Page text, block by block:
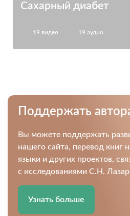
Сахарный диабет
19 видео 19 аудио
Поддержать
Вы можете поддержать
нашего сайта, перевод книг
языки и других проектов,
с исследованиями С.Н.
Узнать больше